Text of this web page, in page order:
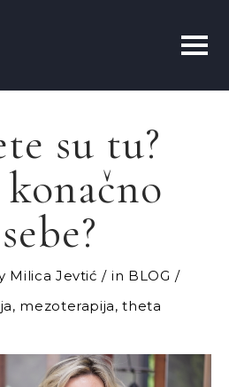
su tu?
Milica Jevtić in BLOG
, mezoterapija,theta